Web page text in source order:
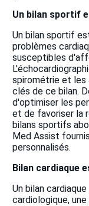
Un bilan sportif
Un bilan sportif
problèmes
susceptibles
spirométrie et les
clés de ce bilan.
d'optimiser les
et de favoriser la
bilans sportifs
Med Assist
personnalisés.
Bilan cardiaque
Un bilan
cardiologique, une